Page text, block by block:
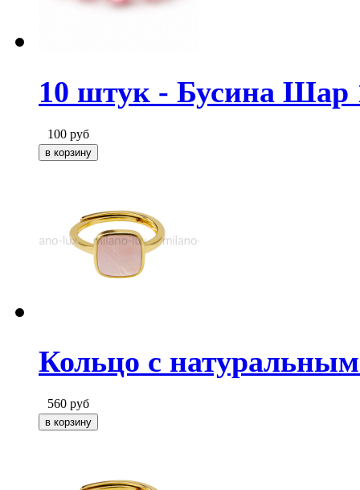
10 штук - Бусина Шар
100 руб
Кольцо с
560 руб